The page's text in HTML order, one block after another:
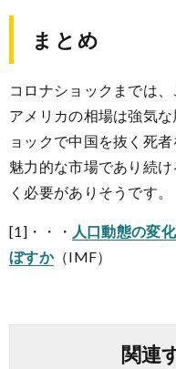
まとめ
コロナショックまでは
アメリカの相場は強気
ョックで中国を抜く死
魅力的な市場であり続
く必要がありそうです。
[1]・・・ 人口動態の変
ぼすか（IMF）
関連